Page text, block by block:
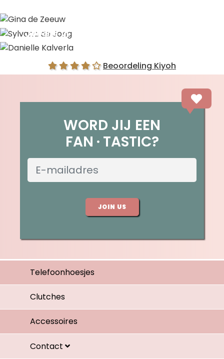
Sylvana de Jong
Beoordeling Kiyoh
WORD JIJ EEN
FAN TASTIC?
JOIN US
Telefoonhoesjes
Clutches
Accessoires
Contact